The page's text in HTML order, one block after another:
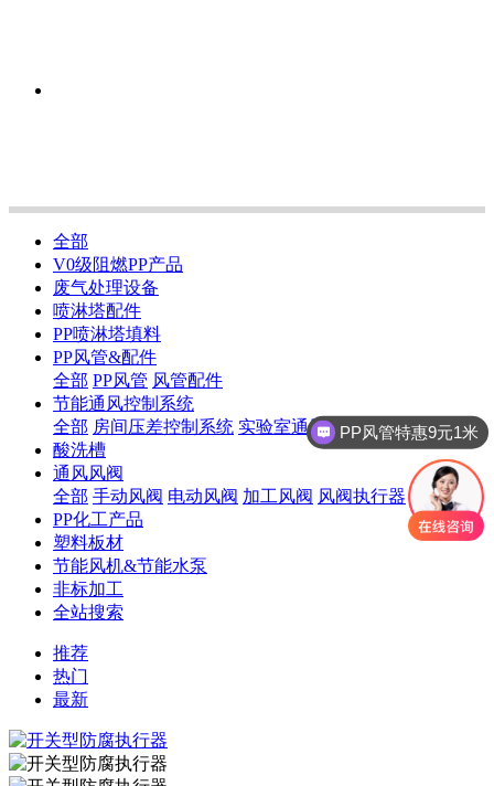
全部
V0级阻燃PP产品
废气处理设备
喷淋塔配件
PP喷淋塔填料
PP风管&配件
全部 PP风管 风管配件
节能通风控制系统
全部 房间压差控制系统 实验室通风系统 暖通通风系统
酸洗槽
通风风阀
全部 手动风阀 电动风阀 加工风阀 风阀执行器
PP化工产品
塑料板材
节能风机&节能水泵
非标加工
全站搜索
推荐
热门
最新
PP风管特惠9元1米